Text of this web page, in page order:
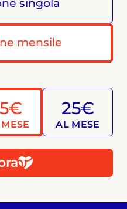
singola
mensile
25€
AL MESE